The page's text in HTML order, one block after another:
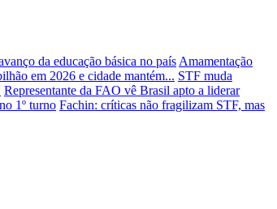
da educação básica no país Amamentação
em 2026 e cidade mantém... STF muda
Representante da FAO vê Brasil apto a liderar
1º turno Fachin: críticas não fragilizam STF, mas